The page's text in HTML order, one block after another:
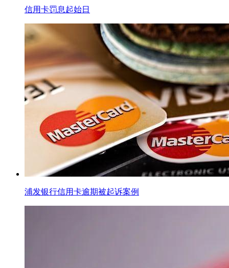
信用卡罚息起始日
浦发银行信用卡逾期被起诉案例